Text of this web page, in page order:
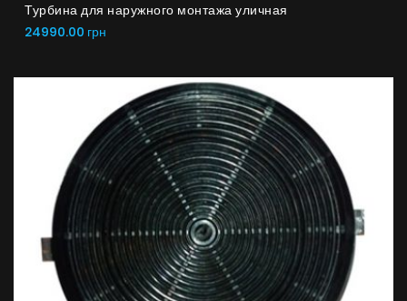
Турбина для наружного монтажа уличная
24990.00 грн